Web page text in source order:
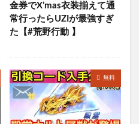
金券でX’mas衣装揃えて通
常行ったらUZIが最強すぎ
た【#荒野行動 】
無料